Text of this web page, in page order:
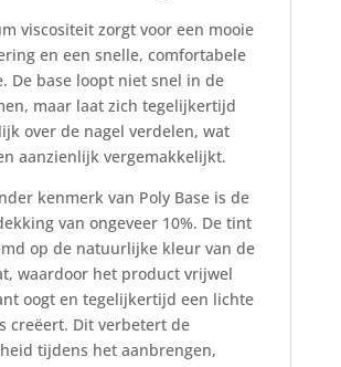
viscositeit zorgt voor een mooie
en een snelle, comfortabele
De base loopt niet snel in de
maar laat zich tegelijkertijd
over de nagel verdelen, wat
aanzienlijk vergemakkelijkt.
kenmerk van Poly Base is de
van ongeveer 10%. De tint
op de natuurlijke kleur van de
waardoor het product vrijwel
oogt en tegelijkertijd een lichte
creëert. Dit verbetert de
tijdens het aanbrengen,